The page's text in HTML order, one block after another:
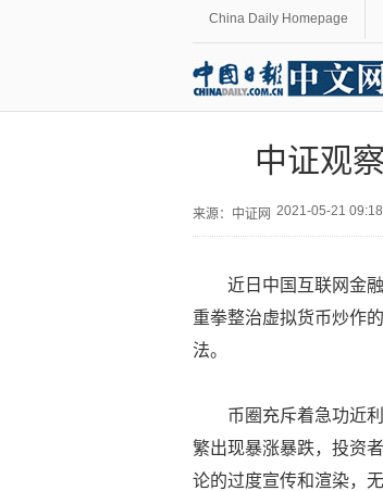
China Daily Homepage
中证观
来源： 中证网 2021-05-21
近日中国互联网金
重拳整治虚拟货币炒作
法。
币圈充斥着急功近
繁出现暴涨暴跌，投资
论的过度宣传和渲染，